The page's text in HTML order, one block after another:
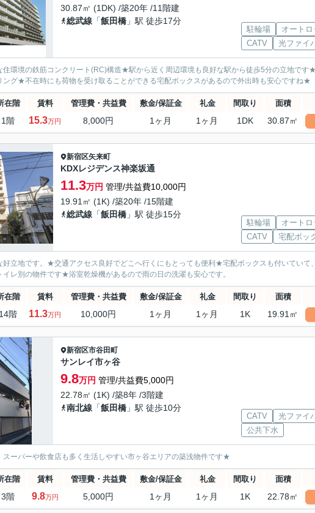
30.87㎡ (1DK) /築20年 /11階建
総武線 「飯田橋 」駅 徒歩17分
駐輪場 オートロ
CATV
光ファイ
住環境の鉄筋コンクリート(RC)構造★駅から近く周辺環境も良好な駅から徒歩5分の立地です
ング★不在時にも荷物を受け取ることができる宅配ボックスがあるので外出時も安心ですね★
在階 賃料 管理費・共益費 敷金/保証金 礼金 間取り 面積
1階 15.3万円 8,000円 1ヶ月 1ヶ月 1DK 30.87㎡
新宿区矢来町
KDXレジデンス神楽坂通
11.3万円 管理/共益費10,000円
19.91㎡ (1K) /築20年 /15階建
総武線 「飯田橋 」駅 徒歩15分
駐輪場 オートロ
CATV
宅配ボッ
好立地です。★交通アクセス良好でどこへ行くにもとっても便利★宅配ボックスも付いていて
レ別の物件です★浴室乾燥機があるので雨の日の洗濯も安心です。
在階 賃料 管理費・共益費 敷金/保証金 礼金 間取り 面積
14階 11.3万円 10,000円 1ヶ月 1ヶ月 1K 19.91㎡
新宿区市谷田町
サンレイ市ヶ谷
9.8万円 管理/共益費5,000円
22.78㎡ (1K) /築8年 /3階建
南北線 「飯田橋 」駅 徒歩10分
CATV 光ファイ
公共下水
スーパーや飲食店も多く生活しやすい市ヶ谷エリアの築浅物件です★
在階 賃料 管理費・共益費 敷金/保証金 礼金 間取り 面積
3階 9.8万円 5,000円 1ヶ月 1ヶ月 1K 22.78㎡